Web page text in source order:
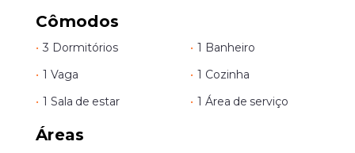
Cômodos
• 3 Dormitórios • 1 Banheiro
• 1 Vaga • 1 Cozinha
• 1 Sala de estar • 1 Área de serviço
Áreas